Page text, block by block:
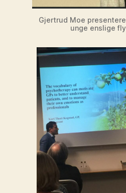
Gjertrud Moe
unge enslige